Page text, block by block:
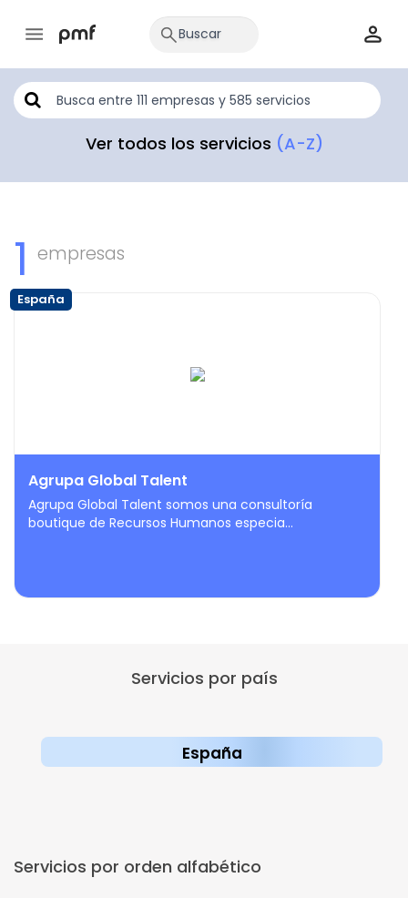
Ver todos los servicios (A-Z)
1 empresas
España
Agrupa Global Talent
Agrupa Global Talent somos una consultoría
boutique de Recursos Humanos especia...
Servicios por país
España
Servicios por orden alfabético